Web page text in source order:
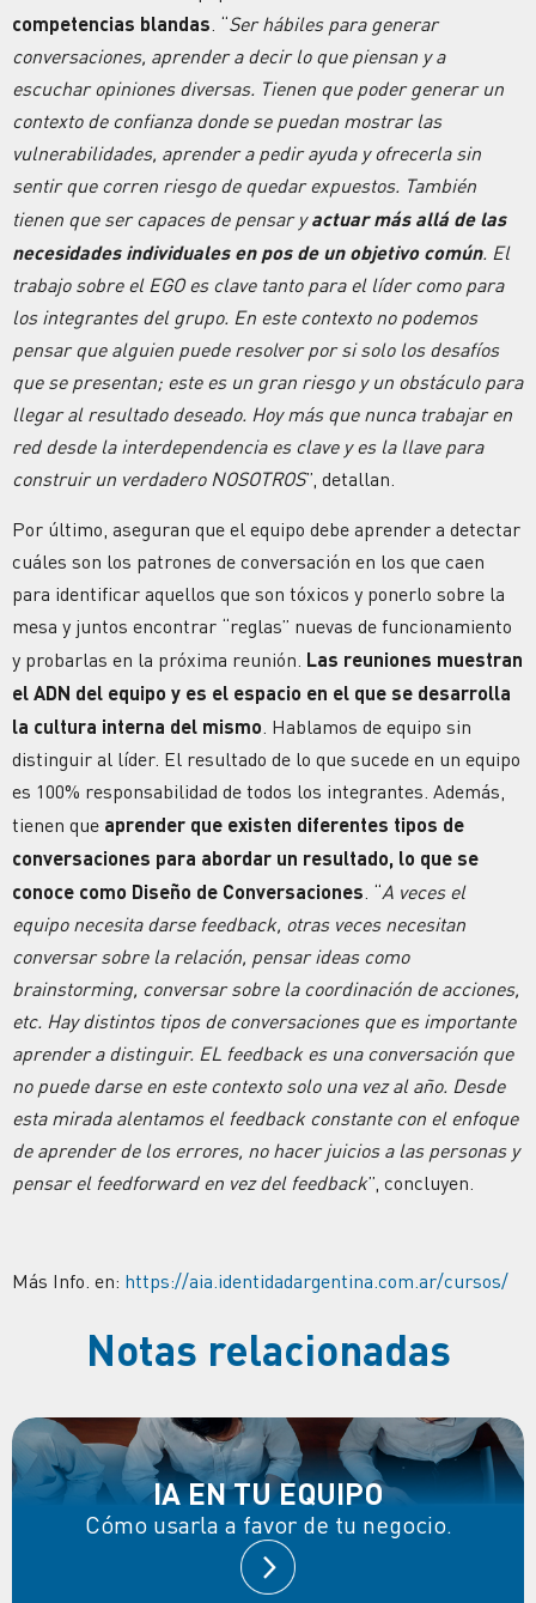
competencias blandas. “Ser hábiles para generar
conversaciones, aprender a decir lo que piensan y a
escuchar opiniones diversas. Tienen que poder generar un
contexto de confianza donde se puedan mostrar las
vulnerabilidades, aprender a pedir ayuda y ofrecerla sin
sentir que corren riesgo de quedar expuestos. También
tienen que ser capaces de pensar yactuar más allá de las
necesidades individuales en pos de un objetivo común. El
trabajo sobre el EGO es clave tanto para el líder como para
los integrantes del grupo. En este contexto no podemos
pensar que alguien puede resolver por si solo los desafíos
que se presentan; este es un gran riesgo y un obstáculo para
llegar al resultado deseado. Hoy más que nunca trabajar en
red desde la interdependencia es clave y es la llave para
construir un verdadero NOSOTROS”, detallan.
Por último, aseguran que el equipo debe aprender a detectar
cuáles son los patrones de conversación en los que caen
para identificar aquellos que son tóxicos y ponerlo sobre la
mesa y juntos encontrar “reglas” nuevas de funcionamiento
y probarlas en la próxima reunión. Las reuniones muestran
el ADN del equipo y es el espacio en el que se desarrolla
la cultura interna del mismo . Hablamos de equipo sin
distinguir al líder. El resultado de lo que sucede en un equipo
es 100% responsabilidad de todos los integrantes. Además,
tienen que aprender que existen diferentes tipos de
conversaciones para abordar un resultado, lo que se
conoce como Diseño de Conversaciones . “A veces el
equipo necesita darse feedback, otras veces necesitan
conversar sobre la relación, pensar ideas como
brainstorming, conversar sobre la coordinación de acciones,
etc. Hay distintos tipos de conversaciones que es importante
aprender a distinguir. EL feedback es una conversación que
no puede darse en este contexto solo una vez al año. Desde
esta mirada alentamos el feedback constante con el enfoque
de aprender de los errores, no hacer juicios a las personas y
pensar el feedforward en vez del feedback”, concluyen.
Más Info. en: https://aia.identidadargentina.com.ar/cursos/
Notas relacionadas
IA EN TU EQUIPO
Cómo usarla a favor de tu negocio.